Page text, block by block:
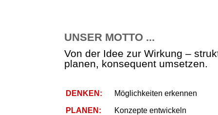
UNSER MOTTO ...
Von der Idee zur Wirkung –
planen, konsequent umsetzen.
DENKEN: Möglichkeiten erkennen
PLANEN: Konzepte entwickeln